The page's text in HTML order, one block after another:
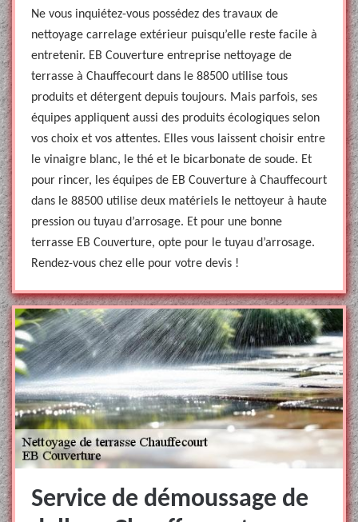
Ne vous inquiétez-vous possédez des travaux de
nettoyage carrelage extérieur puisqu’elle reste facile à
entretenir. EB Couverture entreprise nettoyage de
terrasse à Chauffecourt dans le 88500 utilise tous
produits et détergent depuis toujours. Mais parfois, ses
équipes appliquent aussi des produits écologiques selon
vos choix et vos attentes. Elles vous laissent choisir entre
le vinaigre blanc, le thé et le bicarbonate de soude. Et
pour rincer, les équipes de EB Couverture à Chauffecourt
dans le 88500 utilise deux matériels le nettoyeur à haute
pression ou tuyau d’arrosage. Et pour une bonne
terrasse EB Couverture, opte pour le tuyau d’arrosage.
Rendez-vous chez elle pour votre devis !
Service de démoussage de